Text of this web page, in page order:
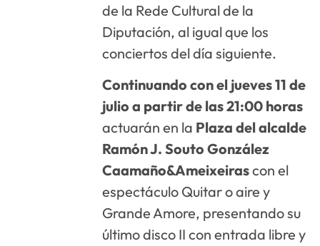
de la Rede Cultural de la
Diputación, al igual que los
conciertos del día siguiente.
Continuando con el jueves 11 de
julio a partir de las 21:00 horas
actuarán en la Plaza del alcalde
Ramón J. Souto González
Caamaño&Ameixeirascon el
espectáculo Quitar o aire y
Grande Amore, presentando su
último disco II con entrada libre y